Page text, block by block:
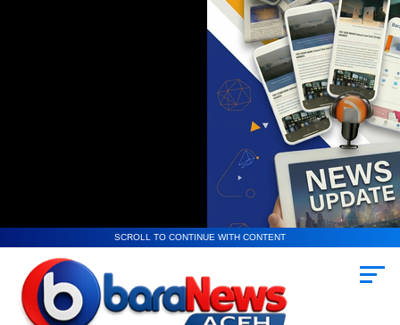
SCROLL TO CONTINUE WITH CONTENT